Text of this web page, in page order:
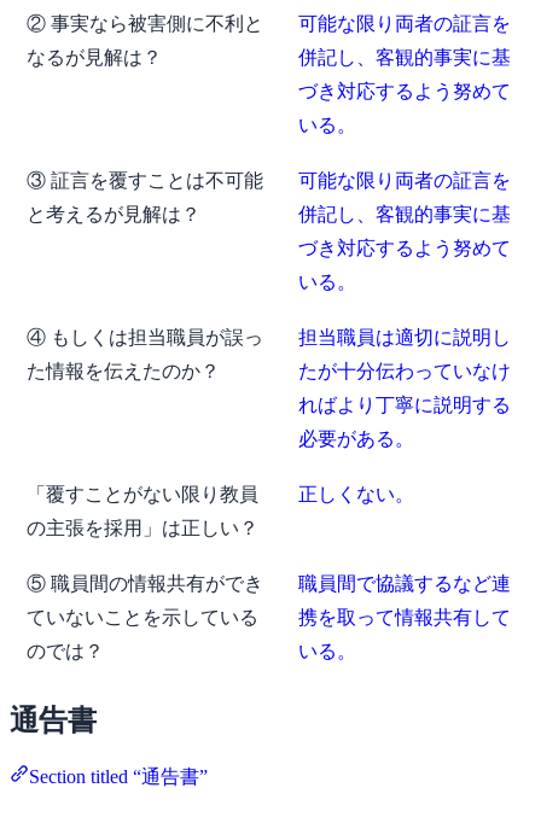
② 事実なら被害側に不利と
なるが見解は？
可能な限り両者の証言を
併記し、客観的事実に基
づき対応するよう努めて
いる。
③ 証言を覆すことは不可能
と考えるが見解は？
可能な限り両者の証言を
併記し、客観的事実に基
づき対応するよう努めて
いる。
④ もしくは担当職員が誤っ
た情報を伝えたのか？
担当職員は適切に説明し
たが十分伝わっていなけ
ればより丁寧に説明する
必要がある。
「覆すことがない限り教員
の主張を採用」は正しい？
正しくない。
⑤ 職員間の情報共有ができ
ていないことを示している
のでは？
職員間で協議するなど連
携を取って情報共有して
いる。
通告書
Section titled “通告書”